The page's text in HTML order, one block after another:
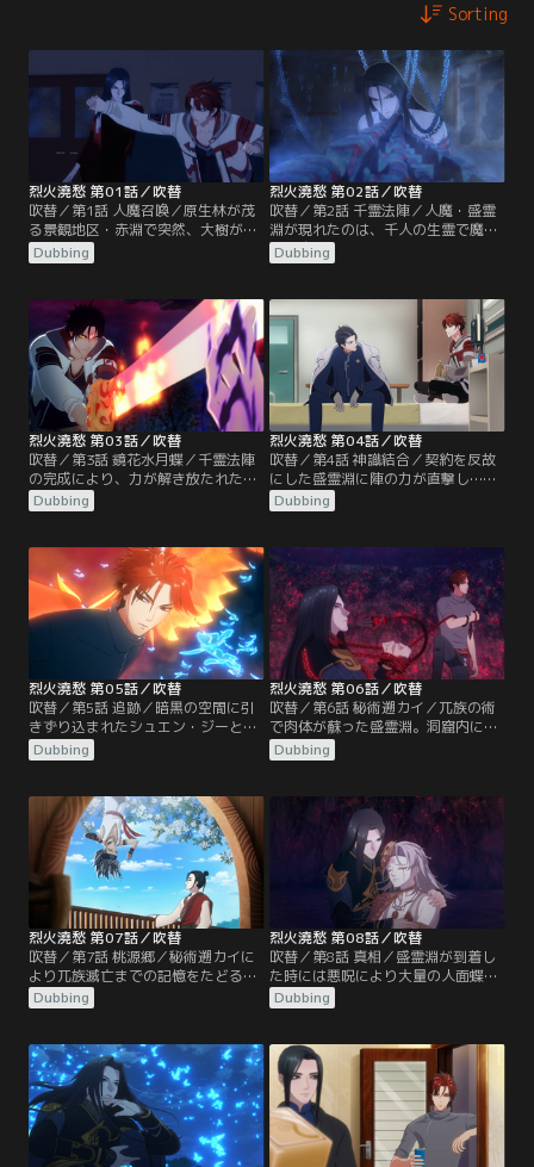
Sorting
烈火澆愁 第01話／吹替
吹替／第1話 人魔召喚／原生林が茂
る景観地区・赤淵で突然、大樹が観
光客を襲う事件が発生。シュエン・
ジーは異常現象・特殊個体対策セン
かうよう指示を受ける。
Dubbing
烈火澆愁 第02話／吹替
吹替／第2話 千霊法陣／人魔・盛霊
淵が現れたのは、千人の生霊で魔物
を召喚する禁断の術・千霊法陣によ
る可能性が高いと肖征に伝えるシュ
は今夜に迫っていた。
Dubbing
烈火澆愁 第03話／吹替
吹替／第3話 鏡花水月蝶／千霊法陣
の完成により、力が解き放たれた盛
霊淵は忽然と姿を消す。一方シュエ
ン・ジーは、狙撃された男は人魔の
喚者は一体誰なのか。
Dubbing
烈火澆愁 第04話／吹替
吹替／第4話 神識結合／契約を反故
にした盛霊淵に陣の力が直撃し…。
後日、少年の体から分離した鏡花水
月蝶が変異種と判明し、シュエン・
所を探りに東州へ赴く。
Dubbing
烈火澆愁 第05話／吹替
吹替／第5話 追跡／暗黒の空間に引
きずり込まれたシュエン・ジーと盛
霊淵。盛霊淵の制止を聞かずに入っ
た洞窟を抜けるとそこは宗祠の中心
霊法陣らしきものを発見する。
Dubbing
烈火澆愁 第06話／吹替
吹替／第6話 秘術遡カイ／兀族の術
で肉体が蘇った盛霊淵。洞窟内に響
きわたる盛霊淵と阿洛津の会話から
シュエン・ジーはその正体を予想す
渦に入り込んでしまい…。
Dubbing
烈火澆愁 第07話／吹替
吹替／第7話 桃源郷／秘術遡カイに
より兀族滅亡までの記憶をたどるシ
ュエン・ジーと人皇・盛霊淵。盛霊
淵と彼を慕う阿洛津は兀族が暮らす
が大きな悲劇へ繋がる。
Dubbing
烈火澆愁 第08話／吹替
吹替／第8話 真相／盛霊淵が到着し
た時には悪呪により大量の人面蝶が
兀族の人々の体を乗っ取っていた。
自らの師である丹離が放った火に焼
淵は…。
Dubbing